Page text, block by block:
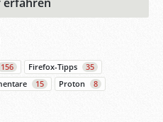
156 Firefox-Tipps
35
15 Proton
8